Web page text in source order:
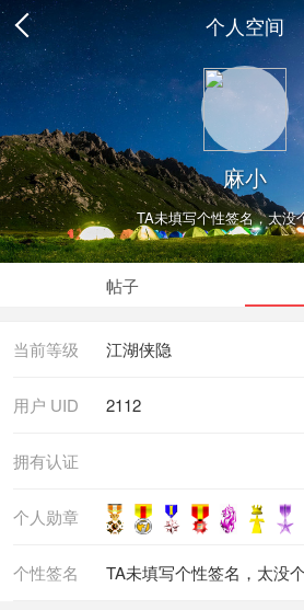
个人空间
麻小
TA未填写个性签名，太没
帖子
当前等级 江湖侠隐
用户 UID 2112
拥有认证
个人勋章
个性签名 TA未填写个性签名，太没